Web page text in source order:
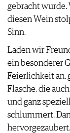
gebracht wurde.
diesen Wein
Sinn.
Laden wir
ein besonderer
Feierlichkeit an,
Flasche, die
und ganz
schlummert.